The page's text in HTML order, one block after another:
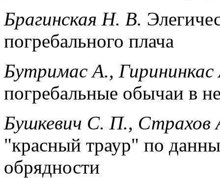
Брагинская Н. В.
погребального плача
Бутримас А.,
погребальные обычаи в
Бушкевич С. П., Страхов
"красный траур" по
обрядности